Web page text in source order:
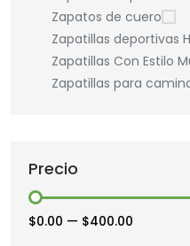
Zapatos de cuero
Zapatillas deportivas
Zapatillas Con Estilo
Zapatillas para
Precio
$0.00 — $400.00